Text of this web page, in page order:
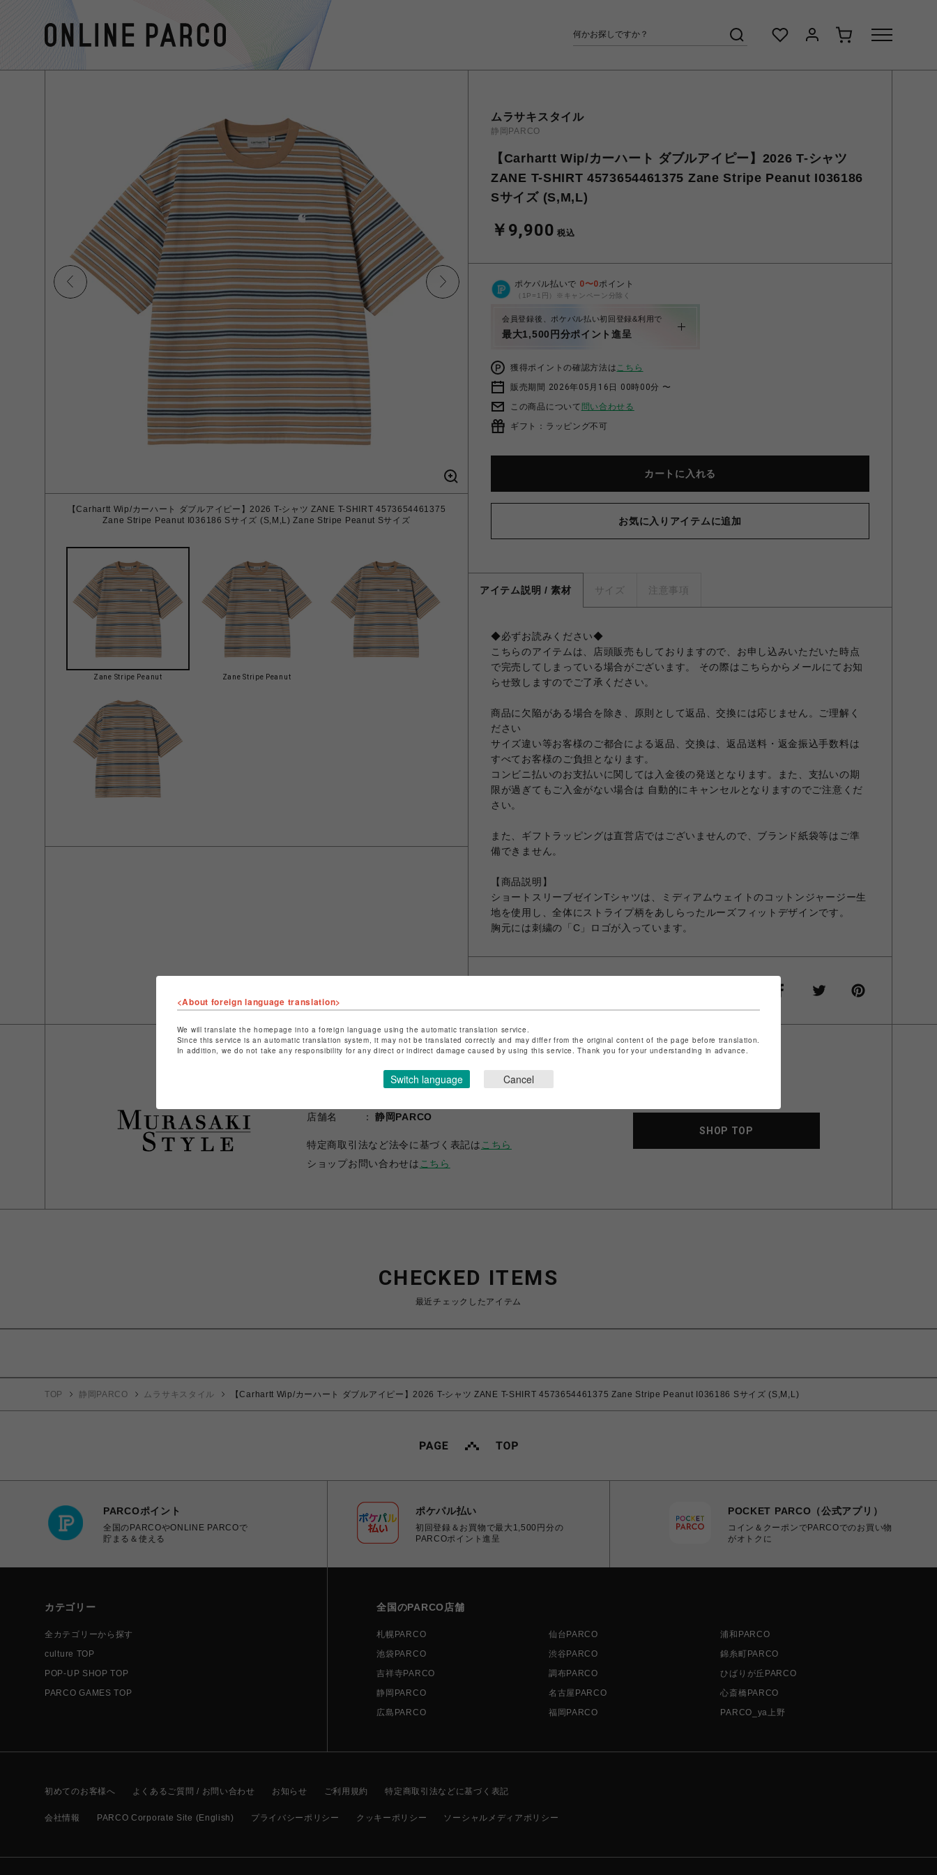
【Carhartt Wip/カーハート ダブルアイピー】2026 T-シャツ ZANE T-SHIRT 4573654461375
Zane Stripe Peanut I036186 Sサイズ (S,M,L) Zane Stripe Peanut Sサイズ
Zane Stripe Peanut I036186 Mサイズ Zane Stripe Peanut Mサイズ
Zane Stripe Peanut Zane Stripe Peanut
ムラサキスタイル
静岡PARCO
【Carhartt Wip/カーハート ダブルアイピー】2026 T-シャツ
ZANE T-SHIRT 4573654461375 Zane Stripe Peanut I036186
Sサイズ (S,M,L)
￥9,900 税込
ポケパル払いで 0〜0ポイント
（1P=1円）※キャンペーン分除く
会員登録後、ポケパル払い初回登録&利用で
最大1,500円分ポイント進呈
獲得ポイントの確認方法はこちら
販売期間 2026年05月16日 00時00分 〜
この商品について 問い合わせる
ギフト：ラッピング不可
カートに入れる
お気に入りアイテムに追加
アイテム説明 / 素材 サイズ 注意事項
◆必ずお読みください◆
こちらのアイテムは、店頭販売もしておりますので、お申し込みいただいた時点
で完売してしまっている場合がございます。 その際はこちらからメールにてお知
らせ致しますのでご了承ください。
商品に欠陥がある場合を除き、原則として返品、交換には応じません。ご理解く
ださい
サイズ違い等お客様のご都合による返品、交換は、返品送料・返金振込手数料は
すべてお客様のご負担となります。
コンビニ払いのお支払いに関しては入金後の発送となります。また、支払いの期
限が過ぎてもご入金がない場合は 自動的にキャンセルとなりますのでご注意くだ
さい。
また、ギフトラッピングは直営店ではございませんので、ブランド紙袋等はご準
備できません。
【商品説明】
ショートスリーブゼインTシャツは、ミディアムウェイトのコットンジャージー生
地を使用し、全体にストライプ柄をあしらったルーズフィットデザインです。
胸元には刺繍の「C」ロゴが入っています。
店舗名
静岡PARCO
特定商取引法など法令に基づく表記は こちら
ショップお問い合わせは こちら
SHOP TOP
CHECKED ITEMS
最近チェックしたアイテム
TOP 静岡PARCO ムラサキスタイル 【Carhartt Wip/カーハート ダブルアイピー】2026 T-シャツ ZANE T-SHIRT 4573654461375 Zane Stripe Peanut I036186 Sサイズ (S,M,L)
PARCOポイント
全国のPARCOやONLINE PARCOで
貯まる＆使える
ポケパル払い
初回登録＆お買物で最大1,500円分の
PARCOポイント進呈
POCKET PARCO（公式アプリ）
コイン＆クーポンでPARCOでのお買い物
がオトクに
カテゴリー
全カテゴリーから探す
culture TOP
POP-UP SHOP TOP
PARCO GAMES TOP
全国のPARCO店舗
札幌PARCO 仙台PARCO
浦和PARCO
池袋PARCO
渋谷PARCO
錦糸町PARCO
吉祥寺PARCO
調布PARCO
ひばりが丘PARCO
静岡PARCO
名古屋PARCO
心斎橋PARCO
広島PARCO
福岡PARCO PARCO_ya上野
初めてのお客様へ よくあるご質問 / お問い合わせ お知らせ ご利用規約 特定商取引法などに基づく表記
会社情報 PARCO Corporate Site (English) プライバシーポリシー クッキーポリシー ソーシャルメディアポリシー
<About foreign language translation>
We will translate the homepage into a foreign language using the automatic translation service.
Since this service is an automatic translation system, it may not be translated correctly and may differ from the original content of the page before translation.
In addition, we do not take any responsibility for any direct or indirect damage caused by using this service. Thank you for your understanding in advance.
Switch language Cancel